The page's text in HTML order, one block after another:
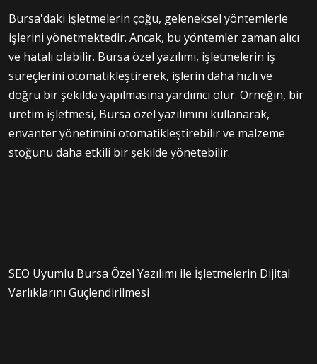
Bursa'daki işletmelerin çoğu, geleneksel yöntemlerle
işlerini yönetmektedir. Ancak, bu yöntemler zaman alıcı
ve hatalı olabilir. Bursa özel yazılımı, işletmelerin iş
süreçlerini otomatikleştirerek, işlerin daha hızlı ve
doğru bir şekilde yapılmasına yardımcı olur. Örneğin, bir
üretim işletmesi, Bursa özel yazılımını kullanarak,
envanter yönetimini otomatikleştirebilir ve malzeme
stoğunu daha etkili bir şekilde yönetebilir.
SEO Uyumlu Bursa Özel Yazılımı ile İşletmelerin Dijital
Varlıklarını Güçlendirilmesi